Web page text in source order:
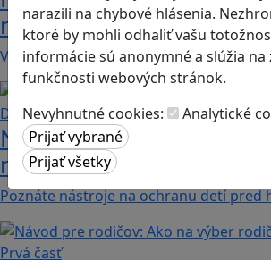
narazili na chybové hlásenia.
ktoré by mohli odhaliť vašu
informácie sú anonymné a slúžia na
funkčnosti webových stránok.
Nevyhnutné cookies:
Analytické
rodičovského zámku?
V obchode Play je možné nájsť veľké
Návod pre rodičov: Ako
rodičovského zámku?
Poznáte nástroje na ochranu detí pred